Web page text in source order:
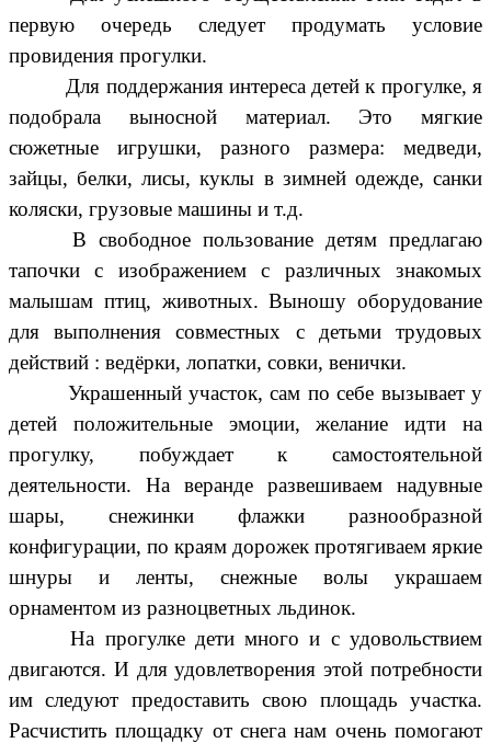
первую очередь следует продумать условие
провидения прогулки.
Для поддержания интереса детей к прогулке, я
подобрала выносной материал. Это мягкие
сюжетные игрушки, разного размера: медведи,
зайцы, белки, лисы, куклы в зимней одежде, санки
коляски, грузовые машины и т.д.
В свободное пользование детям предлагаю
тапочки с изображением с различных знакомых
малышам птиц, животных. Выношу оборудование
для выполнения совместных с детьми трудовых
действий : ведёрки, лопатки, совки, венички.
Украшенный участок, сам по себе вызывает у
детей положительные эмоции, желание идти на
прогулку, побуждает к самостоятельной
деятельности. На веранде развешиваем надувные
шары, снежинки флажки разнообразной
конфигурации, по краям дорожек протягиваем яркие
шнуры и ленты, снежные волы украшаем
орнаментом из разноцветных льдинок.
На прогулке дети много и с удовольствием
двигаются. И для удовлетворения этой потребности
им следуют предоставить свою площадь участка.
Расчистить площадку от снега нам очень помогают